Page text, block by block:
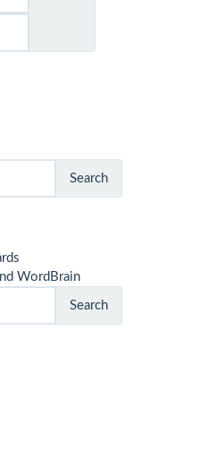
Search
WordBrain
Search